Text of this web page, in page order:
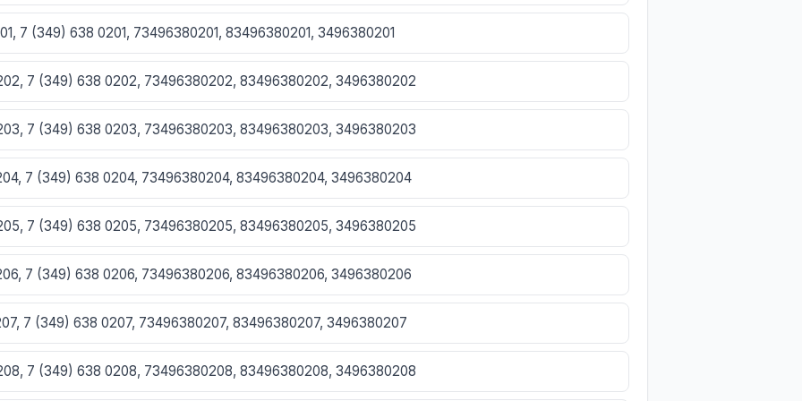
7 (349) 638 0201, 73496380201, 83496380201, 3496380201
7 (349) 638 0202, 73496380202, 83496380202, 3496380202
7 (349) 638 0203, 73496380203, 83496380203, 3496380203
7 (349) 638 0204, 73496380204, 83496380204, 3496380204
7 (349) 638 0205, 73496380205, 83496380205, 3496380205
7 (349) 638 0206, 73496380206, 83496380206, 3496380206
7 (349) 638 0207, 73496380207, 83496380207, 3496380207
7 (349) 638 0208, 73496380208, 83496380208, 3496380208